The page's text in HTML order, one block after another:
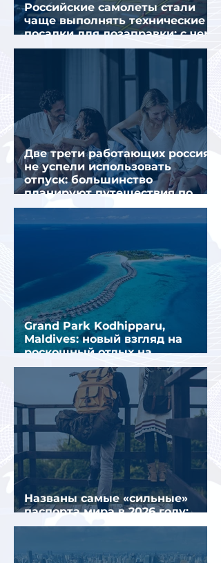
Российские самолеты стали
чаще выполнять технические
посадки для дозаправки: с чем
это связано
Две трети работающих россиян
не успели использовать
отпуск: большинство
планируют путешествия по
стране
Grand Park Kodhipparu,
Maldives: новый взгляд на
роскошный отдых на
Мальдивах
Названы самые «сильные»
паспорта мира в 2026 году:
Сингапур сохранил лидерство.